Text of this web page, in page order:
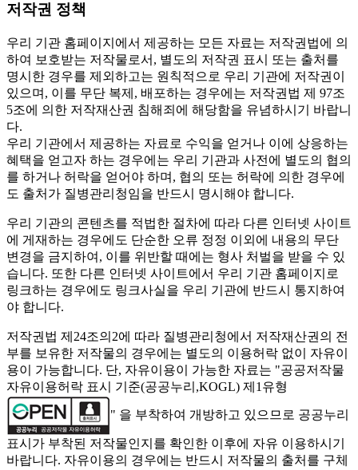
저작권 정책
우리 기관 홈페이지에서 제공하는 모든 자료는 저작권법에 의
하여 보호받는 저작물로서, 별도의 저작권 표시 또는 출처를
명시한 경우를 제외하고는 원칙적으로 우리 기관에 저작권이
있으며, 이를 무단 복제, 배포하는 경우에는 저작권법 제 97조
5조에 의한 저작재산권 침해죄에 해당함을 유념하시기 바랍니
다.
우리 기관에서 제공하는 자료로 수익을 얻거나 이에 상응하는
혜택을 얻고자 하는 경우에는 우리 기관과 사전에 별도의 협의
를 하거나 허락을 얻어야 하며, 협의 또는 허락에 의한 경우에
도 출처가 질병관리청임을 반드시 명시해야 합니다.
우리 기관의 콘텐츠를 적법한 절차에 따라 다른 인터넷 사이트
에 게재하는 경우에도 단순한 오류 정정 이외에 내용의 무단
변경을 금지하여, 이를 위반할 때에는 형사 처벌을 받을 수 있
습니다. 또한 다른 인터넷 사이트에서 우리 기관 홈페이지로
링크하는 경우에도 링크사실을 우리 기관에 반드시 통지하여
야 합니다.
저작권법 제24조의2에 따라 질병관리청에서 저작재산권의 전
부를 보유한 저작물의 경우에는 별도의 이용허락 없이 자유이
용이 가능합니다. 단, 자유이용이 가능한 자료는 "공공저작물
자유이용허락 표시 기준(공공누리,KOGL) 제1유형
" 을 부착하여 개방하고 있으므로 공공누리
표시가 부착된 저작물인지를 확인한 이후에 자유 이용하시기
바랍니다. 자유이용의 경우에는 반드시 저작물의 출처를 구체